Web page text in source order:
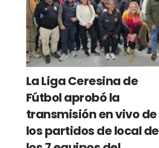
La Liga Ceresina de
Fútbol aprobó la
transmisión en vivo de
los partidos de local de